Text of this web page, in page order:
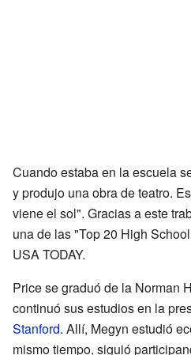
Cuando estaba en la escuela
y produjo una obra de teatro.
viene el sol". Gracias a este
una de las "Top 20 High
USA TODAY.
Price se graduó de la Norman
continuó sus estudios en la
Stanford. Allí, Megyn estudió
mismo tiempo, siguió